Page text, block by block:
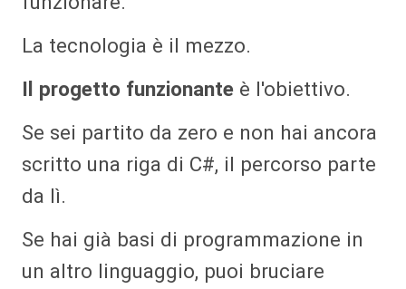
La tecnologia è il mezzo.
Il progetto funzionante è l'obiettivo.
Se sei partito da zero e non hai ancora
scritto una riga di C#, il percorso parte
da lì.
Se hai già basi di programmazione in
un altro linguaggio, puoi bruciare